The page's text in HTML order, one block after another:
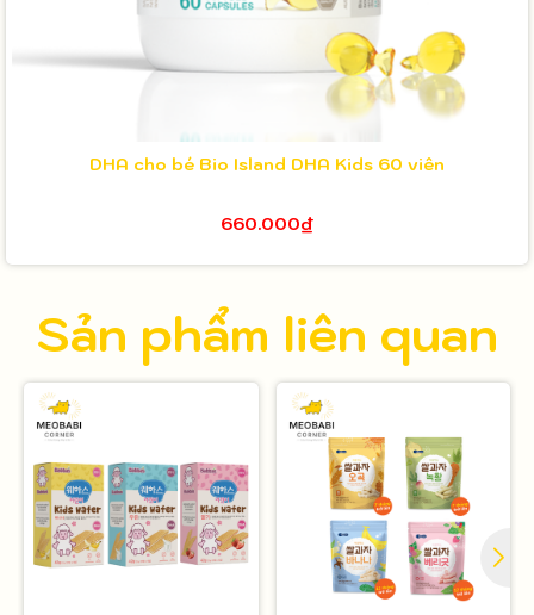
DHA cho bé Bio Island DHA Kids 60 viên
660.000₫
Sản phẩm liên quan